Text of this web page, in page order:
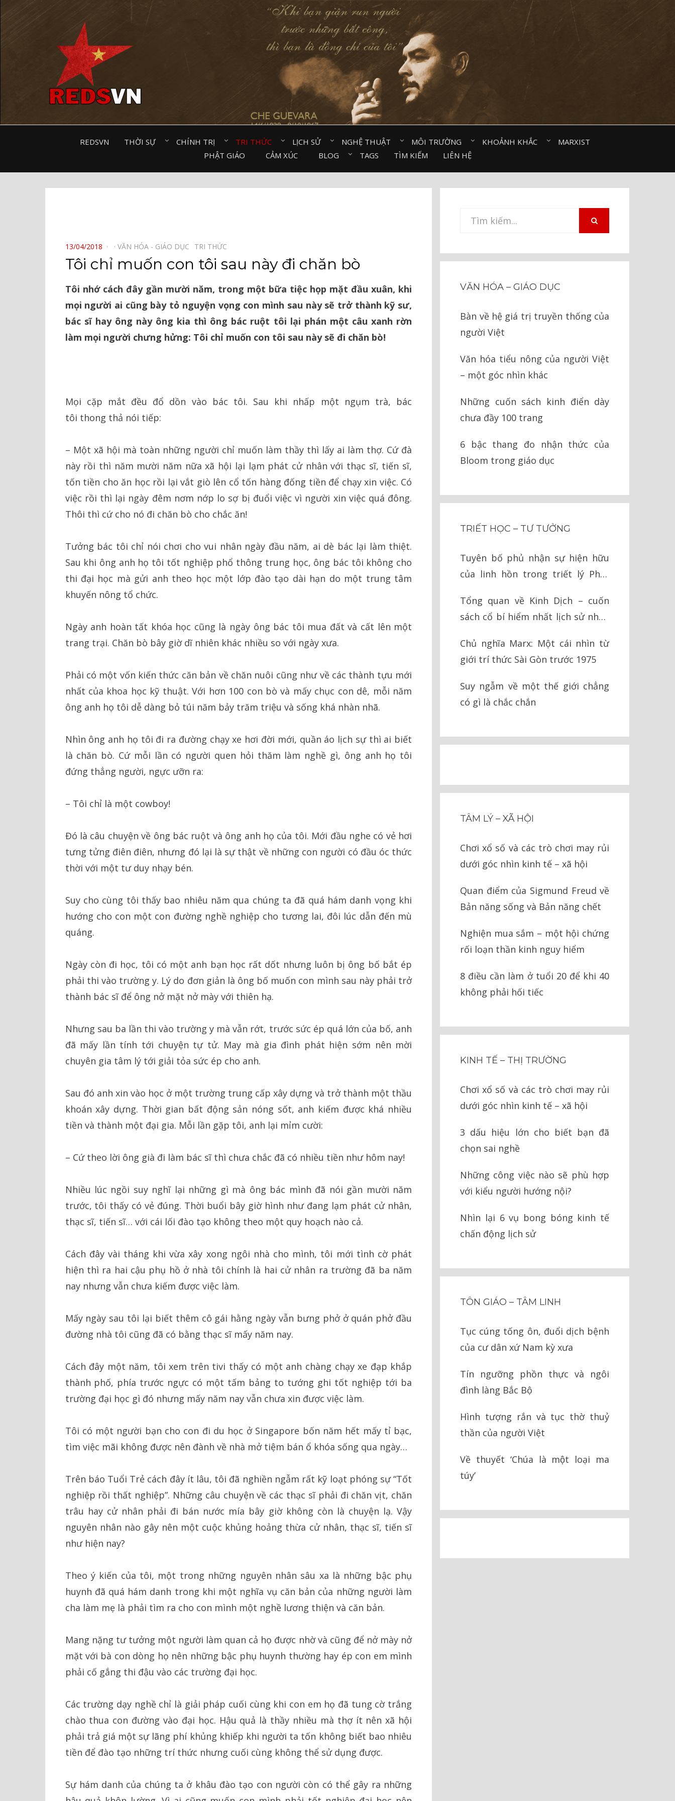
REDSVN THỜI SỰ⠀ CHÍNH TRỊ⠀ TRI THỨC⠀ LỊCH SỬ⠀ NGHỆ THUẬT⠀ MÔI TRƯỜNG⠀ KHOẢNH KHẮC⠀
MARXIST⠀
PHẬT GIÁO⠀
CẢM XÚC⠀ BLOG⠀ TAGS TÌM KIẾM LIÊN HỆ
POSTED
ON
13/04/2018 VĂN HÓA - GIÁO DỤC⠀ TRI THỨC⠀
Tôi chỉ muốn con tôi sau này đi chăn bò
Tôi nhớ cách đây gần mười năm, trong một bữa tiệc họp mặt đầu xuân, khi
mọi người ai cũng bày tỏ nguyện vọng con mình sau này sẽ trở thành kỹ sư,
bác sĩ hay ông này ông kia thì ông bác ruột tôi lại phán một câu xanh rờn
làm mọi người chưng hửng: Tôi chỉ muốn con tôi sau này sẽ đi chăn bò!
Mọi cặp mắt đều đổ dồn vào bác tôi. Sau khi nhấp một ngụm trà, bác
tôi thong thả nói tiếp:
– Một xã hội mà toàn những người chỉ muốn làm thầy thì lấy ai làm thợ. Cứ đà
này rồi thì năm mười năm nữa xã hội lại lạm phát cử nhân với thạc sĩ, tiến sĩ,
tốn tiền cho ăn học rồi lại vắt giò lên cổ tốn hàng đống tiền để chạy xin việc. Có
việc rồi thì lại ngày đêm nơm nớp lo sợ bị đuổi việc vì người xin việc quá đông.
Thôi thì cứ cho nó đi chăn bò cho chắc ăn!
Tưởng bác tôi chỉ nói chơi cho vui nhân ngày đầu năm, ai dè bác lại làm thiệt.
Sau khi ông anh họ tôi tốt nghiệp phổ thông trung học, ông bác tôi không cho
thi đại học mà gửi anh theo học một lớp đào tạo dài hạn do một trung tâm
khuyến nông tổ chức.
Ngày anh hoàn tất khóa học cũng là ngày ông bác tôi mua đất và cất lên một
trang trại. Chăn bò bây giờ dĩ nhiên khác nhiều so với ngày xưa.
Phải có một vốn kiến thức căn bản về chăn nuôi cũng như về các thành tựu mới
nhất của khoa học kỹ thuật. Với hơn 100 con bò và mấy chục con dê, mỗi năm
ông anh họ tôi dễ dàng bỏ túi năm bảy trăm triệu và sống khá nhàn nhã.
Nhìn ông anh họ tôi đi ra đường chạy xe hơi đời mới, quần áo lịch sự thì ai biết
là chăn bò. Cứ mỗi lần có người quen hỏi thăm làm nghề gì, ông anh họ tôi
đứng thẳng người, ngực ưỡn ra:
– Tôi chỉ là một cowboy!
Đó là câu chuyện về ông bác ruột và ông anh họ của tôi. Mới đầu nghe có vẻ hơi
tưng tửng điên điên, nhưng đó lại là sự thật về những con người có đầu óc thức
thời với một tư duy nhạy bén.
Suy cho cùng tôi thấy bao nhiêu năm qua chúng ta đã quá hám danh vọng khi
hướng cho con một con đường nghề nghiệp cho tương lai, đôi lúc dẫn đến mù
quáng.
Ngày còn đi học, tôi có một anh bạn học rất dốt nhưng luôn bị ông bố bắt ép
phải thi vào trường y. Lý do đơn giản là ông bố muốn con mình sau này phải trở
thành bác sĩ để ông nở mặt nở mày với thiên hạ.
Nhưng sau ba lần thi vào trường y mà vẫn rớt, trước sức ép quá lớn của bố, anh
đã mấy lần tính tới chuyện tự tử. May mà gia đình phát hiện sớm nên mời
chuyên gia tâm lý tới giải tỏa sức ép cho anh.
Sau đó anh xin vào học ở một trường trung cấp xây dựng và trở thành một thầu
khoán xây dựng. Thời gian bất động sản nóng sốt, anh kiếm được khá nhiều
tiền và thành một đại gia. Mỗi lần gặp tôi, anh lại mỉm cười:
– Cứ theo lời ông già đi làm bác sĩ thì chưa chắc đã có nhiều tiền như hôm nay!
Nhiều lúc ngồi suy nghĩ lại những gì mà ông bác mình đã nói gần mười năm
trước, tôi thấy có vẻ đúng. Thời buổi bây giờ hình như đang lạm phát cử nhân,
thạc sĩ, tiến sĩ… với cái lối đào tạo không theo một quy hoạch nào cả.
Cách đây vài tháng khi vừa xây xong ngôi nhà cho mình, tôi mới tình cờ phát
hiện thì ra hai cậu phụ hồ ở nhà tôi chính là hai cử nhân ra trường đã ba năm
nay nhưng vẫn chưa kiếm được việc làm.
Mấy ngày sau tôi lại biết thêm cô gái hằng ngày vẫn bưng phở ở quán phở đầu
đường nhà tôi cũng đã có bằng thạc sĩ mấy năm nay.
Cách đây một năm, tôi xem trên tivi thấy có một anh chàng chạy xe đạp khắp
thành phố, phía trước ngực có một tấm bảng to tướng ghi tốt nghiệp tới ba
trường đại học gì đó nhưng mấy năm nay vẫn chưa xin được việc làm.
Tôi có một người bạn cho con đi du học ở Singapore bốn năm hết mấy tỉ bạc,
tìm việc mãi không được nên đành về nhà mở tiệm bán ổ khóa sống qua ngày…
Trên báo Tuổi Trẻ cách đây ít lâu, tôi đã nghiền ngẫm rất kỹ loạt phóng sự “Tốt
nghiệp rồi thất nghiệp”. Những câu chuyện về các thạc sĩ phải đi chăn vịt, chăn
trâu hay cử nhân phải đi bán nước mía bây giờ không còn là chuyện lạ. Vậy
nguyên nhân nào gây nên một cuộc khủng hoảng thừa cử nhân, thạc sĩ, tiến sĩ
như hiện nay?
Theo ý kiến của tôi, một trong những nguyên nhân sâu xa là những bậc phụ
huynh đã quá hám danh trong khi một nghĩa vụ căn bản của những người làm
cha làm mẹ là phải tìm ra cho con mình một nghề lương thiện và căn bản.
Mang nặng tư tưởng một người làm quan cả họ được nhờ và cũng để nở mày nở
mặt với bà con dòng họ nên những bậc phụ huynh thường hay ép con em mình
phải cố gắng thi đậu vào các trường đại học.
Các trường dạy nghề chỉ là giải pháp cuối cùng khi con em họ đã tung cờ trắng
chào thua con đường vào đại học. Hậu quả là thầy nhiều mà thợ ít nên xã hội
phải trả giá một sự lãng phí khủng khiếp khi người ta tốn không biết bao nhiêu
tiền để đào tạo những trí thức nhưng cuối cùng không thể sử dụng được.
Sự hám danh của chúng ta ở khâu đào tạo con người còn có thể gây ra những
Tìm
VĂN HÓA – GIÁO DỤC
Bàn về hệ giá trị truyền thống của
người Việt
Văn hóa tiểu nông của người Việt
– một góc nhìn khác
Những cuốn sách kinh điển dày
chưa đầy 100 trang
6 bậc thang đo nhận thức của
Bloom trong giáo dục
TRIẾT HỌC – TƯ TƯỞNG
Tuyên bố phủ nhận sự hiện hữu
của linh hồn trong triết lý Phật
Tổng quan về Kinh Dịch – cuốn
sách cổ bí hiểm nhất lịch sử nhân
Chủ nghĩa Marx: Một cái nhìn từ
giới trí thức Sài Gòn trước 1975
Suy ngẫm về một thế giới chẳng
có gì là chắc chắn
TÂM LÝ – XÃ HỘI
Chơi xổ số và các trò chơi may rủi
dưới góc nhìn kinh tế – xã hội
Quan điểm của Sigmund Freud về
Bản năng sống và Bản năng chết
Nghiện mua sắm – một hội chứng
rối loạn thần kinh nguy hiểm
8 điều cần làm ở tuổi 20 để khi 40
không phải hối tiếc
KINH TẾ – THỊ TRƯỜNG
Chơi xổ số và các trò chơi may rủi
dưới góc nhìn kinh tế – xã hội
3 dấu hiệu lớn cho biết bạn đã
chọn sai nghề
Những công việc nào sẽ phù hợp
với kiểu người hướng nội?
Nhìn lại 6 vụ bong bóng kinh tế
chấn động lịch sử
TÔN GIÁO – TÂM LINH
Tục cúng tống ôn, đuổi dịch bệnh
của cư dân xứ Nam kỳ xưa
Tín ngưỡng phồn thực và ngôi
đình làng Bắc Bộ
Hình tượng rắn và tục thờ thuỷ
thần của người Việt
Về thuyết ‘Chúa là một loại ma
túy’